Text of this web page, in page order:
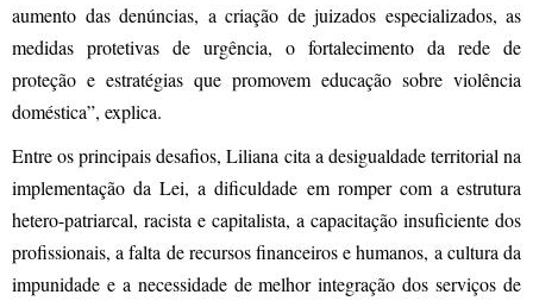
aumento das denúncias, a criação de juizados especializados, as
medidas protetivas de urgência, o fortalecimento da rede de
proteção e estratégias que promovem educação sobre violência
doméstica”, explica.
Entre os principais desafios, Liliana cita a desigualdade territorial na
implementação da Lei, a dificuldade em romper com a estrutura
hetero-patriarcal, racista e capitalista, a capacitação insuficiente dos
profissionais, a falta de recursos financeiros e humanos, a cultura da
impunidade e a necessidade de melhor integração dos serviços de